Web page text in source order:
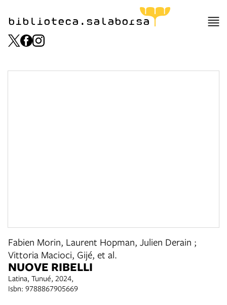
biblioteca.salaborsa
Fabien Morin, Laurent Hopman, Julien Derain ;
Vittoria Macioci, Gijé, et al.
NUOVE RIBELLI
Latina, Tunué, 2024,
Isbn: 9788867905669